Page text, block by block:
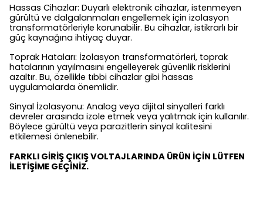
Hassas Cihazlar: Duyarlı elektronik cihazlar, istenmeyen
gürültü ve dalgalanmaları engellemek için izolasyon
transformatörleriyle korunabilir. Bu cihazlar, istikrarlı bir
güç kaynağına ihtiyaç duyar.
Toprak Hataları: İzolasyon transformatörleri, toprak
hatalarının yayılmasını engelleyerek güvenlik risklerini
azaltır. Bu, özellikle tıbbi cihazlar gibi hassas
uygulamalarda önemlidir.
Sinyal İzolasyonu: Analog veya dijital sinyalleri farklı
devreler arasında izole etmek veya yalıtmak için kullanılır.
Böylece gürültü veya parazitlerin sinyal kalitesini
etkilemesi önlenebilir.
FARKLI GİRİŞ ÇIKIŞ VOLTAJLARINDA ÜRÜN İÇİN LÜTFEN
İLETİŞİME GEÇİNİZ.